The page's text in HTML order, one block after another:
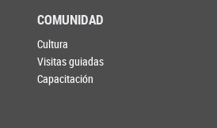
COMUNIDAD
Cultura
Visitas guiadas
Capacitación